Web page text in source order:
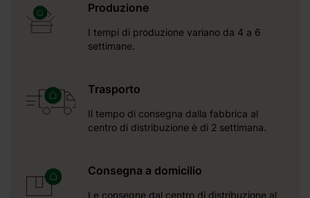
Produzione
I tempi di produzione variano da 4 a 6
settimane.
Trasporto
Il tempo di consegna dalla fabbrica al
centro di distribuzione è di 2 settimana.
Consegna a domicilio
Le consegne dal centro di distribuzione al